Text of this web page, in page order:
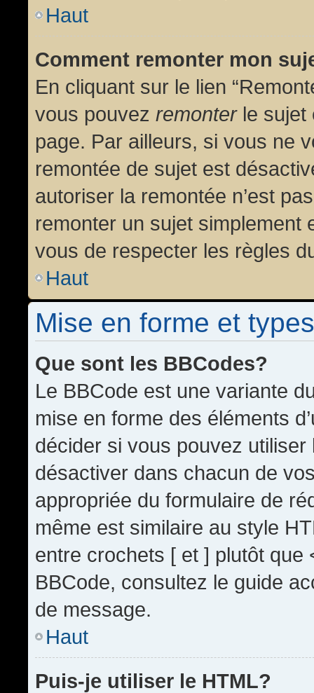
Haut
Comment remonter mon
En cliquant sur le lien
vous pouvez remonterle sujet
page. Par ailleurs, si vous ne
remontée de sujet est
autoriser la remontée n’est
remonter un sujet simplement
vous de respecter les règles
Haut
Mise en forme et
Que sont les BBCodes?
Le BBCode est une variante
mise en forme des éléments
décider si vous pouvez
désactiver dans chacun de
appropriée du formulaire de
même est similaire au style
entre crochets [ et ] plutôt que
BBCode, consultez le guide
de message.
Haut
Puis-je utiliser le HTML?